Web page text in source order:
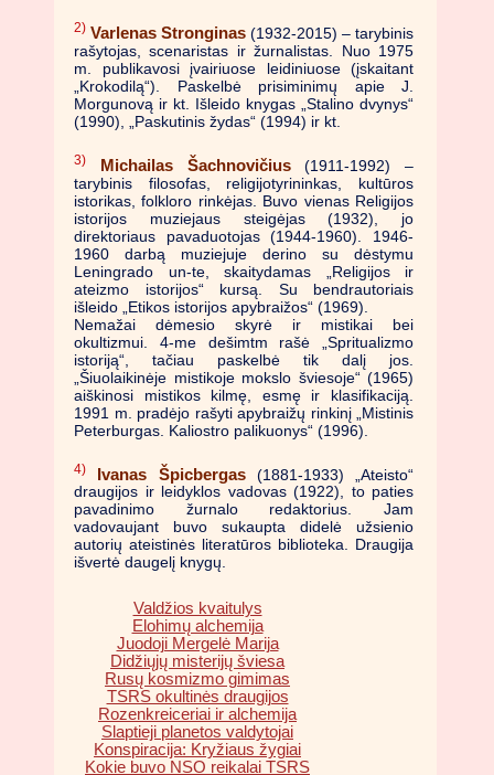
2) Varlenas Stronginas (1932-2015) – tarybinis
rašytojas, scenaristas ir žurnalistas. Nuo 1975
m. publikavosi įvairiuose leidiniuose (įskaitant
„Krokodilą“). Paskelbė prisiminimų apie J.
Morgunovą ir kt. Išleido knygas „Stalino dvynys“
(1990), „Paskutinis žydas“ (1994) ir kt.
3) Michailas Šachnovičius(1911-1992) –
tarybinis filosofas, religijotyrininkas, kultūros
istorikas, folkloro rinkėjas. Buvo vienas Religijos
istorijos muziejaus steigėjas (1932), jo
direktoriaus pavaduotojas (1944-1960). 1946-
1960 darbą muziejuje derino su dėstymu
Leningrado un-te, skaitydamas „Religijos ir
ateizmo istorijos“ kursą. Su bendrautoriais
išleido „Etikos istorijos apybraižos“ (1969).
Nemažai dėmesio skyrė ir mistikai bei
okultizmui. 4-me dešimtm rašė „Spritualizmo
istoriją“, tačiau paskelbė tik dalį jos.
„Šiuolaikinėje mistikoje mokslo šviesoje“ (1965)
aiškinosi mistikos kilmę, esmę ir klasifikaciją.
1991 m. pradėjo rašyti apybraižų rinkinį „Mistinis
Peterburgas. Kaliostro palikuonys“ (1996).
4) Ivanas Špicbergas(1881-1933) „Ateisto“
draugijos ir leidyklos vadovas (1922), to paties
pavadinimo žurnalo redaktorius. Jam
vadovaujant buvo sukaupta didelė užsienio
autorių ateistinės literatūros biblioteka. Draugija
išvertė daugelį knygų.
Valdžios kvaitulys
Elohimų alchemija
Juodoji Mergelė Marija
Didžiųjų misterijų šviesa
Rusų kosmizmo gimimas
TSRS okultinės draugijos
Rozenkreiceriai ir alchemija
Slaptieji planetos valdytojai
Konspiracija: Kryžiaus žygiai
Kokie buvo NSO reikalai TSRS